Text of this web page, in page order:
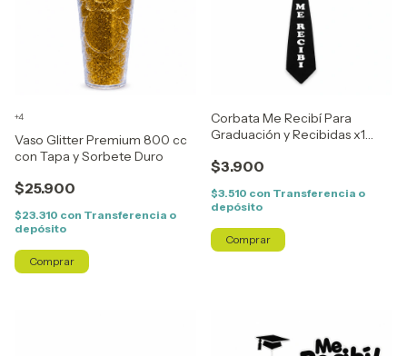
Vaso Glitter Premium 800 cc
con Tapa y Sorbete Duro
$25.900
$23.310 con Transferencia o
depósito
+4
Comprar
Corbata Me Recibí Para
Graduación y Recibidas x1
$3.900
$3.510 con Transferencia o
depósito